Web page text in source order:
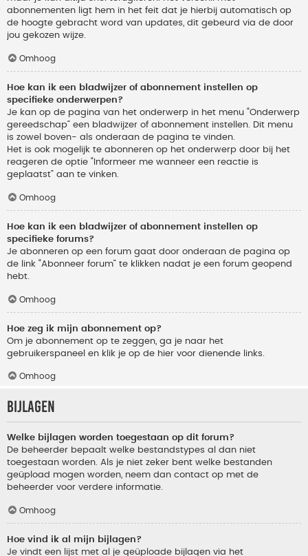
abonnementen ligt hem in het feit dat je hierbij automatisch op
de hoogte gebracht word van updates, dit gebeurd via de door
jou gekozen wijze.
Omhoog
Hoe kan ik een bladwijzer of abonnement instellen op
specifieke onderwerpen?
Je kan op de pagina van het onderwerp in het menu “Onderwerp
gereedschap” een bladwijzer of abonnement instellen. Dit menu
is zowel boven- als onderaan de pagina te vinden.
Het is ook mogelijk te abonneren op het onderwerp door bij het
reageren de optie “Informeer me wanneer een reactie is
geplaatst” aan te vinken.
Omhoog
Hoe kan ik een bladwijzer of abonnement instellen op
specifieke forums?
Je abonneren op een forum gaat door onderaan de pagina op
de link “Abonneer forum” te klikken nadat je een forum geopend
hebt.
Omhoog
Hoe zeg ik mijn abonnement op?
Om je abonnement op te zeggen, ga je naar het
gebruikerspaneel en klik je op de hier voor dienende links.
Omhoog
Bijlagen
Welke bijlagen worden toegestaan op dit forum?
De beheerder bepaalt welke bestandstypes al dan niet
toegestaan worden. Als je niet zeker bent welke bestanden
geüpload mogen worden, neem dan contact op met de
beheerder voor verdere informatie.
Omhoog
Hoe vind ik al mijn bijlagen?
Je vindt een lijst met al je geüploade bijlagen via het